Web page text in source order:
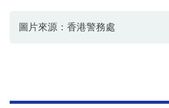
圖片來源：香港警務處